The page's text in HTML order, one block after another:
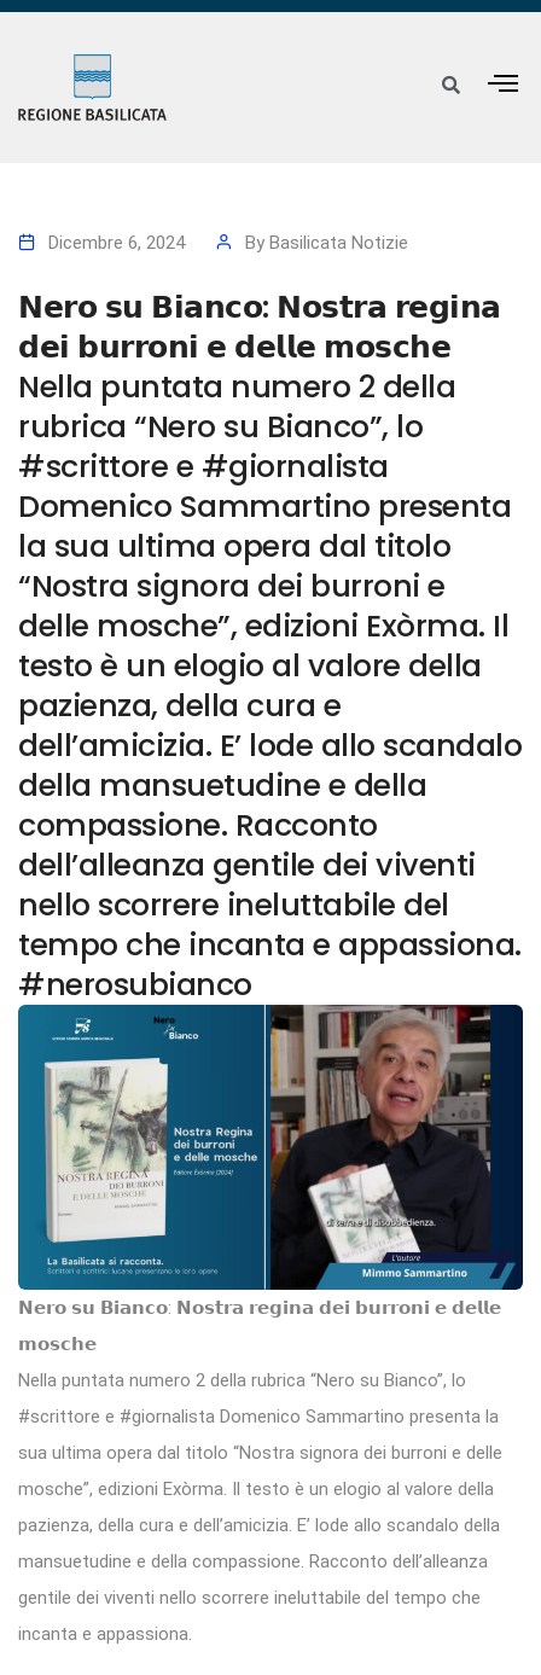
Dicembre 6, 2024 By Basilicata Notizie
𝗡𝗲𝗿𝗼 𝘀𝘂 𝗕𝗶𝗮𝗻𝗰𝗼: 𝗡𝗼𝘀𝘁𝗿𝗮 𝗿𝗲𝗴𝗶𝗻𝗮
𝗱𝗲𝗶 𝗯𝘂𝗿𝗿𝗼𝗻𝗶 𝗲 𝗱𝗲𝗹𝗹𝗲 𝗺𝗼𝘀𝗰𝗵𝗲
Nella puntata numero 2 della
rubrica “Nero su Bianco”, lo
#scrittore e #giornalista
Domenico Sammartino presenta
la sua ultima opera dal titolo
“Nostra signora dei burroni e
delle mosche”, edizioni Exòrma. Il
testo è un elogio al valore della
pazienza, della cura e
dell’amicizia. E’ lode allo scandalo
della mansuetudine e della
compassione. Racconto
dell’alleanza gentile dei viventi
nello scorrere ineluttabile del
tempo che incanta e appassiona.
#nerosubianco
𝗡𝗲𝗿𝗼 𝘀𝘂 𝗕𝗶𝗮𝗻𝗰𝗼: 𝗡𝗼𝘀𝘁𝗿𝗮 𝗿𝗲𝗴𝗶𝗻𝗮 𝗱𝗲𝗶 𝗯𝘂𝗿𝗿𝗼𝗻𝗶 𝗲 𝗱𝗲𝗹𝗹𝗲
𝗺𝗼𝘀𝗰𝗵𝗲
Nella puntata numero 2 della rubrica “Nero su Bianco”, lo
#scrittore e #giornalista Domenico Sammartino presenta la
sua ultima opera dal titolo “Nostra signora dei burroni e delle
mosche”, edizioni Exòrma. Il testo è un elogio al valore della
pazienza, della cura e dell’amicizia. E’ lode allo scandalo della
mansuetudine e della compassione. Racconto dell’alleanza
gentile dei viventi nello scorrere ineluttabile del tempo che
incanta e appassiona.